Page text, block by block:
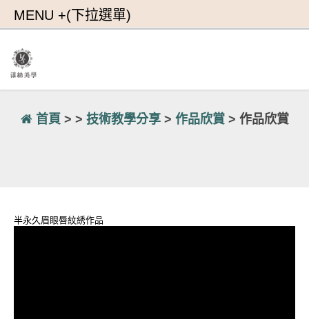
首頁 > > 技術教學分享> 作品欣賞> 作品欣賞
半永久眉眼唇紋綉作品